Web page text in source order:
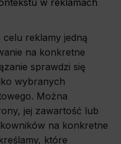
w reklamach
reklamy jedną
na konkretne
sprawdzi się
wybranych
Można
jej zawartość lub
na konkretne
które